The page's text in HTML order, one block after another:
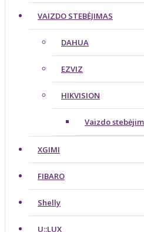
VAIZDO STEBĖJIMAS
DAHUA
EZVIZ
HIKVISION
Vaizdo
XGIMI
FIBARO
Shelly
U::LUX